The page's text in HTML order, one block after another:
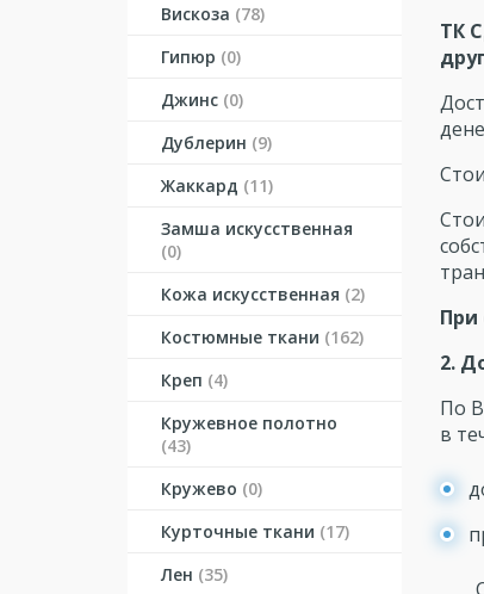
Вискоза (78)
Гипюр (0)
Джинс (0)
Дублерин (9)
Жаккард (11)
Замша искусственная
(0)
Кожа искусственная (2)
Костюмные ткани (162)
Креп (4)
Кружевное полотно
(43)
Кружево (0)
Курточные ткани (17)
Лен (35)
ТК
При
2.
По
в